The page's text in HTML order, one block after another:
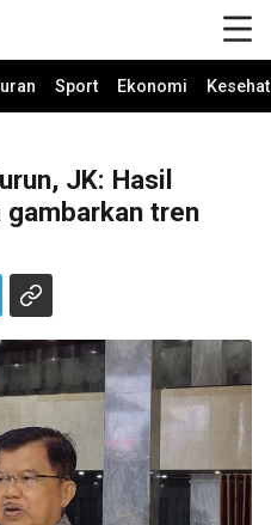
Sport Ekonomi
JK: Hasil
gambarkan tren